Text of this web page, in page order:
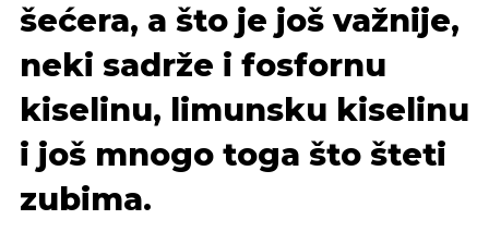
šećera, a što je još važnije,
neki sadrže i fosfornu
kiselinu, limunsku kiselinu
i još mnogo toga što šteti
zubima.